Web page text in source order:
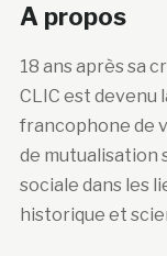
A propos
18 ans après sa
CLIC est devenu
francophone de
de mutualisation
sociale dans les
historique et